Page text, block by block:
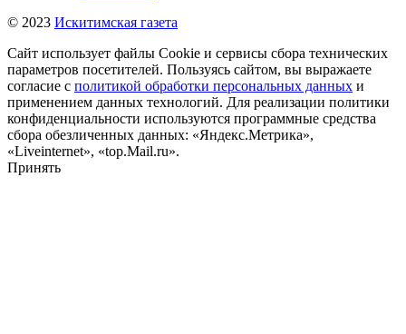
© 2023 Искитимская газета
Сайт использует файлы Cookie и сервисы сбора технических
параметров посетителей. Пользуясь сайтом, вы выражаете
согласие с политикой обработки персональных данных и
применением данных технологий. Для реализации политики
конфиденциальности используются программные средства
сбора обезличенных данных: «Яндекс.Метрика»,
«Liveinternet», «top.Mail.ru».
Принять